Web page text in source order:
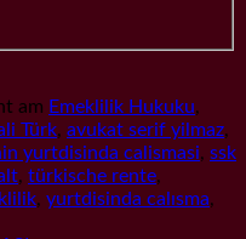
am Emeklilik Hukuku,
Türk, avukat serif yilmaz,
yurtdisinda calismasi, ssk
, türkische rente,
, yurtdisinda calısma,